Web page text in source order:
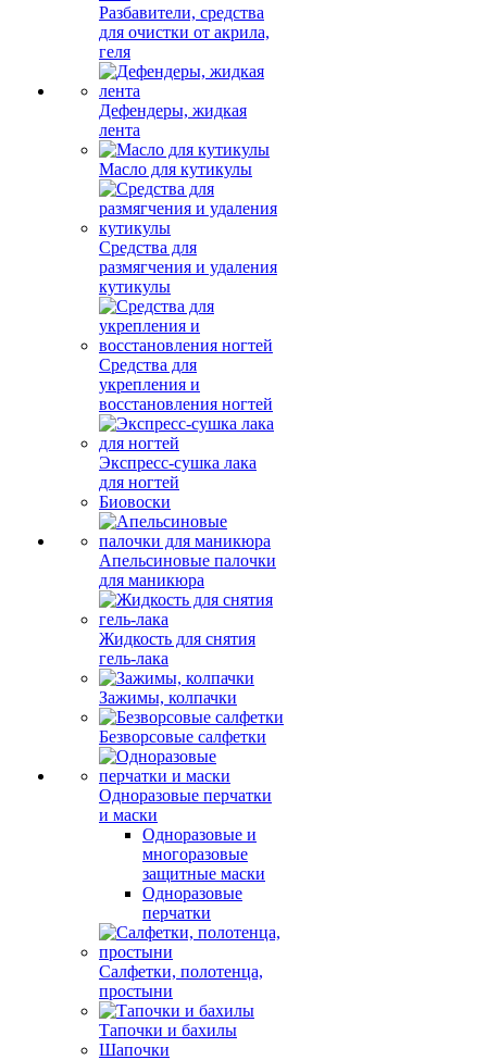
Разбавители, средства
для очистки от акрила,
геля
Дефендеры, жидкая
лента
Масло для кутикулы
Средства для
размягчения и удаления
кутикулы
Средства для
укрепления и
восстановления ногтей
Экспресс-сушка лака
для ногтей
Биовоски
Апельсиновые палочки
для маникюра
Жидкость для снятия
гель-лака
Зажимы, колпачки
Безворсовые салфетки
Одноразовые перчатки
и маски
Одноразовые и
многоразовые
защитные маски
Одноразовые
перчатки
Салфетки, полотенца,
простыни
Тапочки и бахилы
Шапочки